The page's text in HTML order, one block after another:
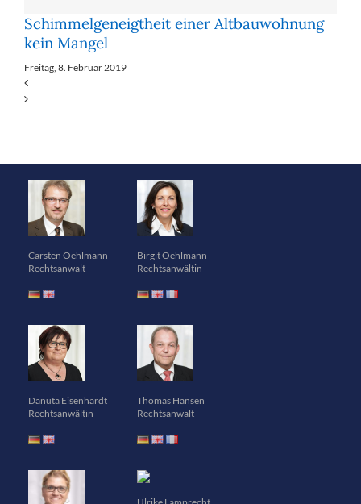
Schimmelgeneigtheit einer Altbauwohnung
kein Mangel
Freitag, 8. Februar 2019
Carsten Oehlmann
Rechtsanwalt
Birgit Oehlmann
Rechtsanwältin
Danuta Eisenhardt
Rechtsanwältin
Thomas Hansen
Rechtsanwalt